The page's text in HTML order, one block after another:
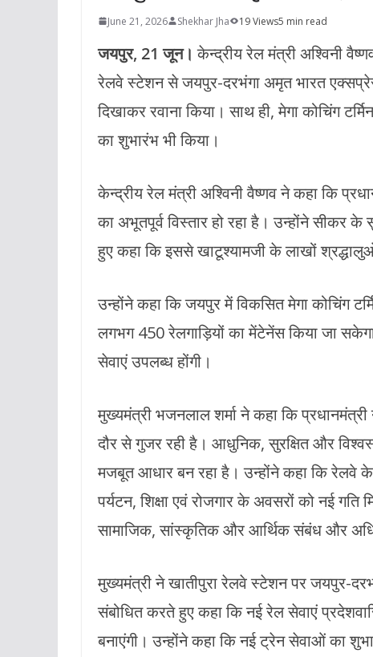
June 21, 2026 Shekhar Jha 19 Views5 min read
जयपुर, 21 जून।केन्द्रीय रेल मंत्री अश्विनी
रेलवे स्टेशन से जयपुर-दरभंगा अमृत भारत
दिखाकर रवाना किया। साथ ही, मेगा कोचिंग
का शुभारंभ भी किया।
केन्द्रीय रेल मंत्री अश्विनी वैष्णव ने कहा कि
का अभूतपूर्व विस्तार हो रहा है। उन्होंने सीकर
हुए कहा कि इससे खाटूश्यामजी के लाखों
उन्होंने कहा कि जयपुर में विकसित मेगा कोचिंग
लगभग 450 रेलगाड़ियों का मेंटेनेंस किया जा
सेवाएं उपलब्ध होंगी।
मुख्यमंत्री भजनलाल शर्मा ने कहा कि
दौर से गुजर रही है। आधुनिक, सुरक्षित और
मजबूत आधार बन रहा है। उन्होंने कहा कि रेलवे
पर्यटन, शिक्षा एवं रोजगार के अवसरों को नई
सामाजिक, सांस्कृतिक और आर्थिक संबंध और
मुख्यमंत्री ने खातीपुरा रेलवे स्टेशन पर जयपुर-
संबोधित करते हुए कहा कि नई रेल सेवाएं
बनाएंगी। उन्होंने कहा कि नई ट्रेन सेवाओं का